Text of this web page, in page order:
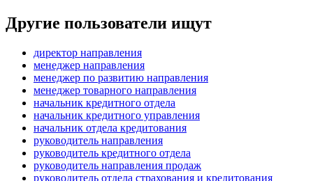
Другие пользователи ищут
директор направления
менеджер направления
менеджер по развитию направления
менеджер товарного направления
начальник кредитного отдела
начальник кредитного управления
начальник отдела кредитования
руководитель направления
руководитель кредитного отдела
руководитель направления продаж
руководитель отдела страхования и кредитования